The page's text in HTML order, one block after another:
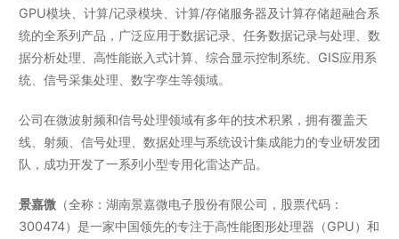
GPU模块、计算/记录模块、计算/存储服务器及计算存储超融合系
统的全系列产品，广泛应用于数据记录、任务数据记录与处理、数
据分析处理、高性能嵌入式计算、综合显示控制系统、GIS应用系
统、信号采集处理、数字孪生等领域。
公司在微波射频和信号处理领域有多年的技术积累，拥有覆盖天
线、射频、信号处理、数据处理与系统设计集成能力的专业研发团
队，成功开发了一系列小型专用化雷达产品。
景嘉微 （全称：湖南景嘉微电子股份有限公司，股票代码：
300474）是一家中国领先的专注于高性能图形处理器（GPU）和